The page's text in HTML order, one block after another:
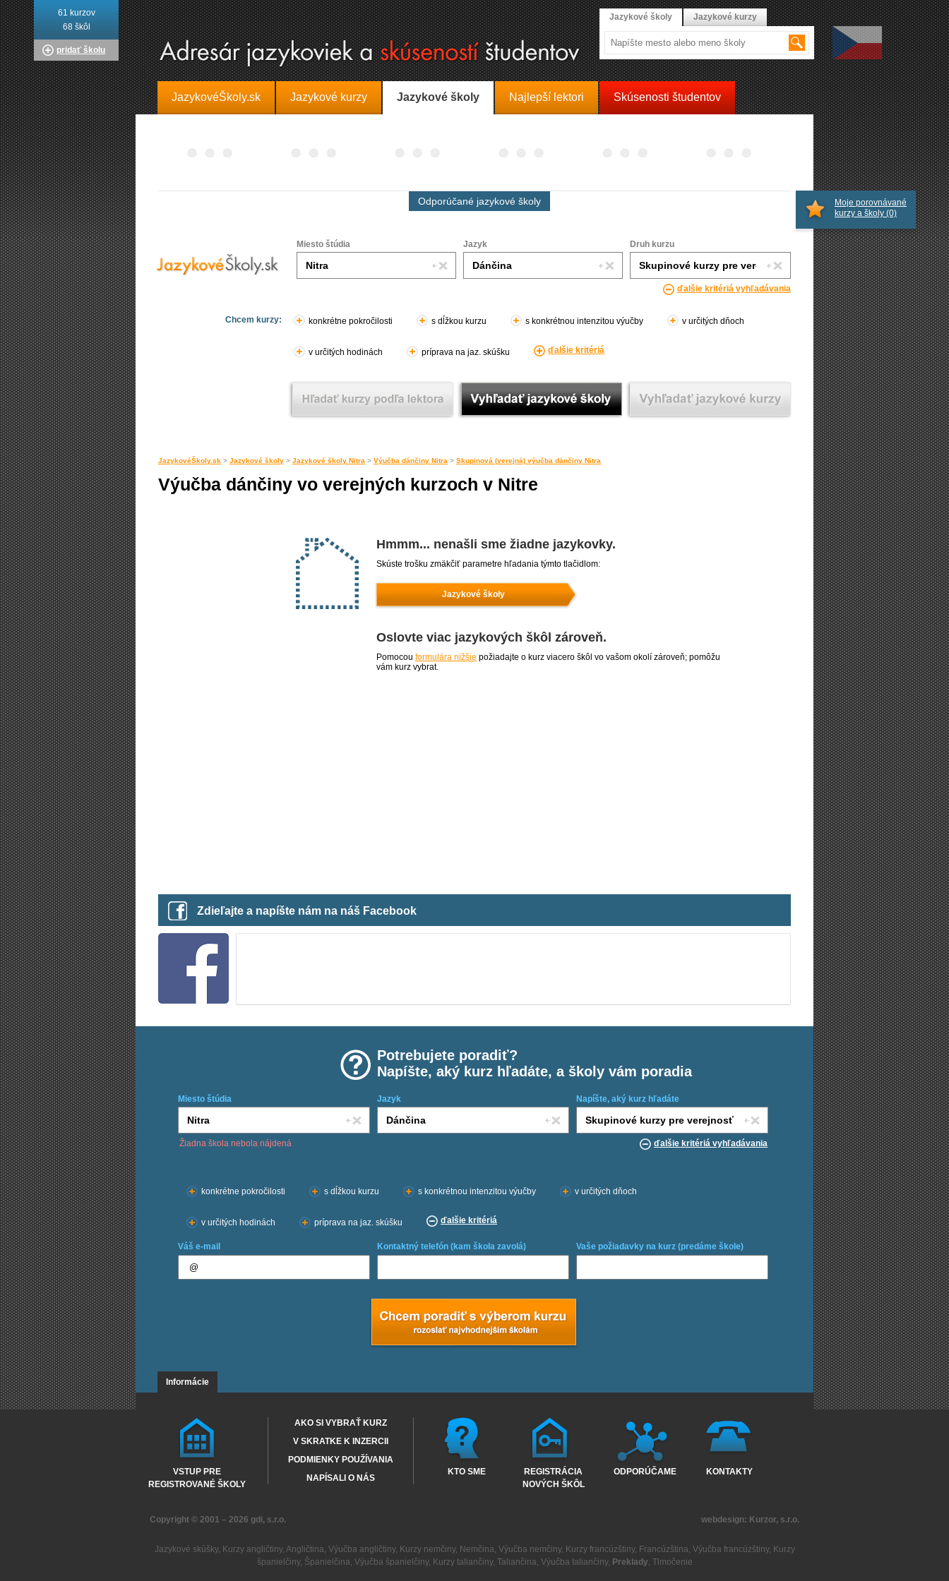
JazykovéŠkoly.sk Jazykové kurzy Jazykové školy Najlepší lektori Skúsenosti študentov
Odporúčané jazykové školy
Miesto štúdia Jazyk Druh kurzu
ďalšie kritériá vyhľadávania
Chcem kurzy: konkrétne pokročilosti s dĺžkou kurzu s konkrétnou intenzitou výučby v určitých dňoch
v určitých hodinách príprava na jaz. skúšku ďalšie kritériá
JazykovéŠkoly.sk > Jazykové školy > Jazykové školy Nitra > Výučba dánčiny Nitra > Skupinová (verejná) výučba dánčiny Nitra
Výučba dánčiny vo verejných kurzoch v Nitre
Hmmm... nenašli sme žiadne jazykovky.
Skúste trošku zmäkčiť parametre hľadania týmto tlačidlom:
Jazykové školy
Oslovte viac jazykových škôl zároveň.
Pomocou formulára nižšie požiadajte o kurz viacero škôl vo vašom okolí zároveň; pomôžu
vám kurz vybrat.
Zdieľajte a napíšte nám na náš Facebook
Potrebujete poradiť?
Napíšte, aký kurz hľadáte, a školy vám poradia
Miesto štúdia Jazyk Napíšte, aký kurz hľadáte
Žiadna škola nebola nájdená ďalšie kritériá vyhľadávania
konkrétne pokročilosti
s dĺžkou kurzu s konkrétnou intenzitou výučby v určitých dňoch
v určitých hodinách príprava na jaz. skúšku ďalšie kritériá
Váš e-mail Kontaktný telefón (kam škola zavolá) Vaše požiadavky na kurz (predáme škole)
Moje porovnávané
kurzy a školy (0)
61 kurzov
68 škôl
pridať školu
Jazykové školy Jazykové kurzy
Informácie
VSTUP PRE
REGISTROVANÉ ŠKOLY
AKO SI VYBRAŤ KURZ
V SKRATKE K INZERCII
PODMIENKY POUŽÍVANIA
NAPÍSALI O NÁS
KTO SME
REGISTRÁCIA
NOVÝCH ŠKÔL
ODPORÚČAME KONTAKTY
Copyright © 2001 – 2026 gdi, s.r.o. webdesign: Kurzor, s.r.o.
Jazykové skúšky, Kurzy angličtiny, Angličtina, Výučba angličtiny, Kurzy nemčiny, Nemčina, Výučba nemčiny, Kurzy francúzštiny, Francúzština, Výučba francúzštiny, Kurzy
španielčiny, Španielčina, Výučba španielčiny, Kurzy taliančiny, Taliančina, Výučba taliančiny, Preklady, Tlmočenie